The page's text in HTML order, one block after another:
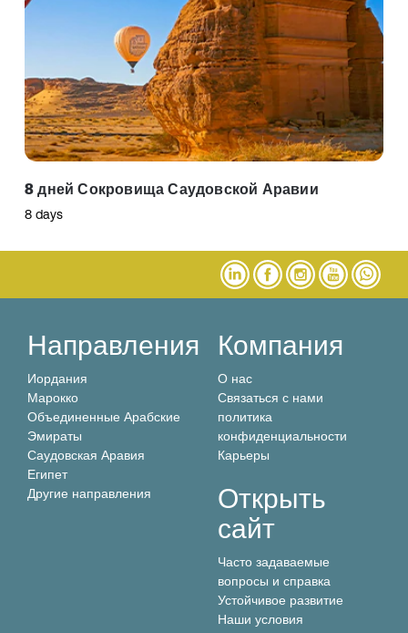
8 дней Сокровища Саудовской Аравии
8 days
Направления
Иордания
Марокко
Объединенные Арабские
Эмираты
Саудовская Аравия
Египет
Другие направления
Компания
О нас
Связаться с нами
политика
конфиденциальности
Карьеры
Открыть
сайт
Часто задаваемые
вопросы и справка
Устойчивое развитие
Наши условия